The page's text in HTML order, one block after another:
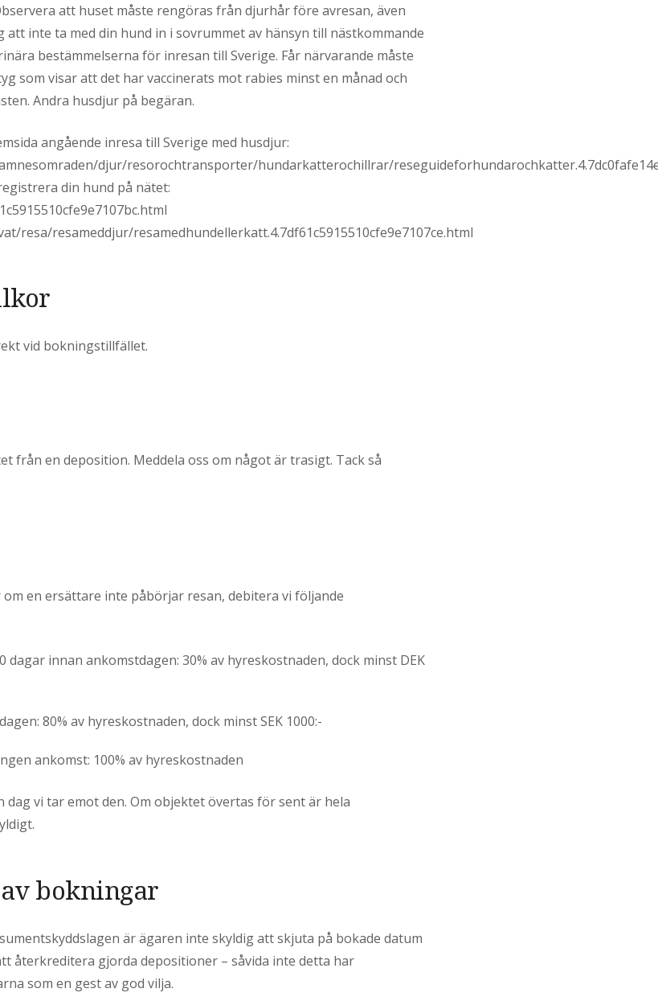
att huset måste rengöras från djurhår före avresan, även
att inte ta med din hund in i sovrummet av hänsyn till nästkommande
bestämmelserna för inresan till Sverige. Får närvarande måste
som visar att det har vaccinerats mot rabies minst en månad och
Andra husdjur på begäran.
angående inresa till Sverige med husdjur:
djur/resorochtransporter/hundarkatterochillrar/
din hund på nätet:
resa/resameddjur/resamedhundellerkatt.4.7df61c5915510cfe9e7107ce.html
vid bokningstillfället.
från en deposition. Meddela oss om något är trasigt. Tack så
en ersättare inte påbörjar resan, debitera vi följande
innan ankomstdagen: 30% av hyreskostnaden, dock minst DEK
80% av hyreskostnaden, dock minst SEK 1000:-
ankomst: 100% av hyreskostnaden
vi tar emot den. Om objektet övertas för sent är hela
bokningar
är ägaren inte skyldig att skjuta på bokade datum
återkreditera gjorda depositioner – såvida inte detta har
som en gest av god vilja.